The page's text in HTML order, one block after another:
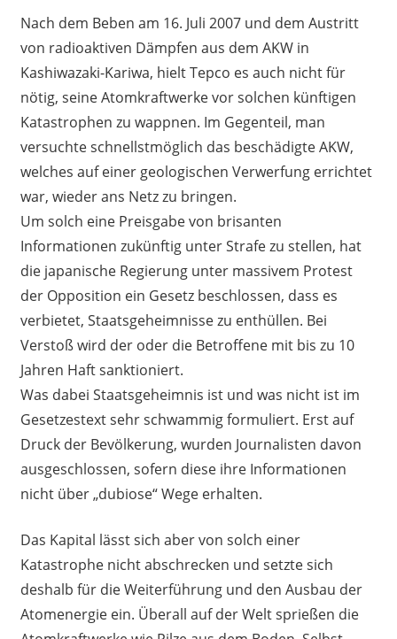
Nach dem Beben am 16. Juli 2007 und dem Austritt
von radioaktiven Dämpfen aus dem AKW in
Kashiwazaki-Kariwa, hielt Tepco es auch nicht für
nötig, seine Atomkraftwerke vor solchen künftigen
Katastrophen zu wappnen. Im Gegenteil, man
versuchte schnellstmöglich das beschädigte AKW,
welches auf einer geologischen Verwerfung errichtet
war, wieder ans Netz zu bringen.
Um solch eine Preisgabe von brisanten
Informationen zukünftig unter Strafe zu stellen, hat
die japanische Regierung unter massivem Protest
der Opposition ein Gesetz beschlossen, dass es
verbietet, Staatsgeheimnisse zu enthüllen. Bei
Verstoß wird der oder die Betroffene mit bis zu 10
Jahren Haft sanktioniert.
Was dabei Staatsgeheimnis ist und was nicht ist im
Gesetzestext sehr schwammig formuliert. Erst auf
Druck der Bevölkerung, wurden Journalisten davon
ausgeschlossen, sofern diese ihre Informationen
nicht über „dubiose“ Wege erhalten.
Das Kapital lässt sich aber von solch einer
Katastrophe nicht abschrecken und setzte sich
deshalb für die Weiterführung und den Ausbau der
Atomenergie ein. Überall auf der Welt sprießen die